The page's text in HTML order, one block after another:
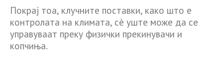
Покрај тоа, клучните поставки, како што е
контролата на климата, сè уште може да се
управуваат преку физички прекинувачи и
копчиња.